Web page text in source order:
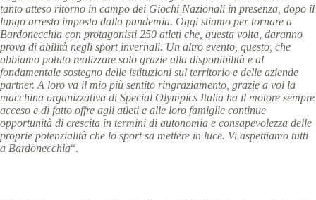
tanto atteso ritorno in campo dei Giochi Nazionali in presenza, dopo il
lungo arresto imposto dalla pandemia. Oggi stiamo per tornare a
Bardonecchia con protagonisti 250 atleti che, questa volta, daranno
prova di abilità negli sport invernali. Un altro evento, questo, che
abbiamo potuto realizzare solo grazie alla disponibilità e al
fondamentale sostegno delle istituzioni sul territorio e delle aziende
partner. A loro va il mio più sentito ringraziamento, grazie a voi la
macchina organizzativa di Special Olympics Italia ha il motore sempre
acceso e di fatto offre agli atleti e alle loro famiglie continue
opportunità di crescita in termini di autonomia e consapevolezza delle
proprie potenzialità che lo sport sa mettere in luce. Vi aspettiamo tutti
a Bardonecchia“.